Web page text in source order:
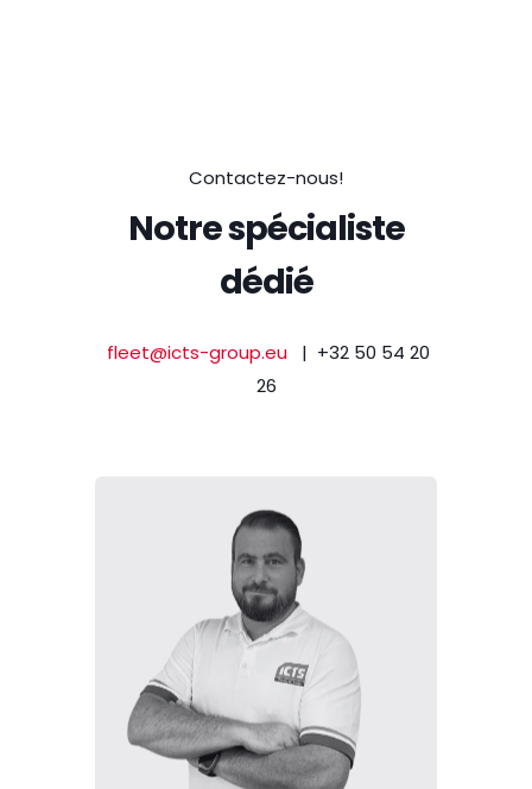
Contactez-nous!
Notre spécialiste
dédié
fleet@icts-group.eu | +32 50 54 20
26